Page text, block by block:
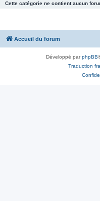
Cette catégorie ne contient aucun
Accueil du forum
Développé parphpBB
Traduction